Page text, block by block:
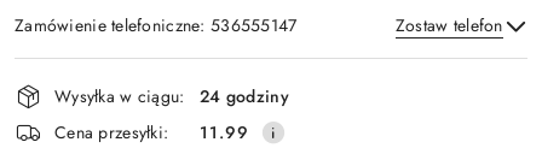
Zamówienie telefoniczne: 536555147 Zostaw telefon
Wyślij
Dostępność
i
Wysyłka w ciągu:
24 godziny
Cena przesyłki:
11.99